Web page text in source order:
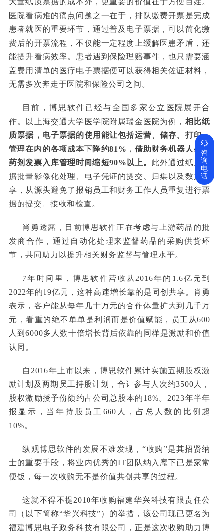
医院看病难的痛点问题之一在于，排队缴费开票是完成
患者就医的重要环节，通过普及电子票据，可以简化缴
费后的开票流程，不仅能一定程度上缓解医患矛盾，还
能提升看病效率。患者遇到保险理赔事件，也只需要涵
盖费用清单的医疗电子票据便可以获得相关佐证材料，
无需多次奔走于医院和保险公司之间。
目前，博思软件已经与全国多家公立医院展开合
作。以上海交通大学医学院附属瑞金医院为例， 相比纸
质票据，电子票据的使用能让包括运营、储存、打印、
管理在内的各项成本下降约81%，借助财务机器人处理
药剂发票入库管理时间缩短90%以上。 此外通过纸质票
据批量影像化处理、电子凭证的提交、归集以及数据共
享，从源头避免了报销员工和财务工作人员重复进行票
据的提交、接收和检查。
肖勇透露，目前博思软件正在考虑与上游药品的批
发商合作，通过自动化处理来监督药品的采购供货环
节，共同助力以提升相关财务监督与管理水平。
7年时间里，博思软件营收从2016年的1.6亿元到
2022年的19亿元，这种高速增长靠的是同创共享。肖勇
表示，客户能从每年几十万元的合作体量扩大到几千万
元，看重的绝不单单是利润而是价值赋能，员工从600
人到6000多人数十倍增长背后依靠的同样是激励和价值
认同。
自2016年上市以来，博思软件累计实施五期股权激
励计划及两期员工持股计划，合计参与人次约3500人，
股权激励授予份额约占公司总股本的18%。2023年半年
报显示，当年持股员工660人，占总人数的比例超
10%。
纵观博思软件的发展不难发现，“收购”是其招贤纳
士的重要手段，将业内优秀的IT团队纳入麾下已是家常
便饭，每一次收购无不是价值共创共享的过程。
这就不得不提2010年收购福建华兴科技有限责任公
司（以下简称“华兴科技”）的举措，该公司现已更名为
福建博思电子政务科技有限公司，正是这次收购助力博

咨
询
电
话